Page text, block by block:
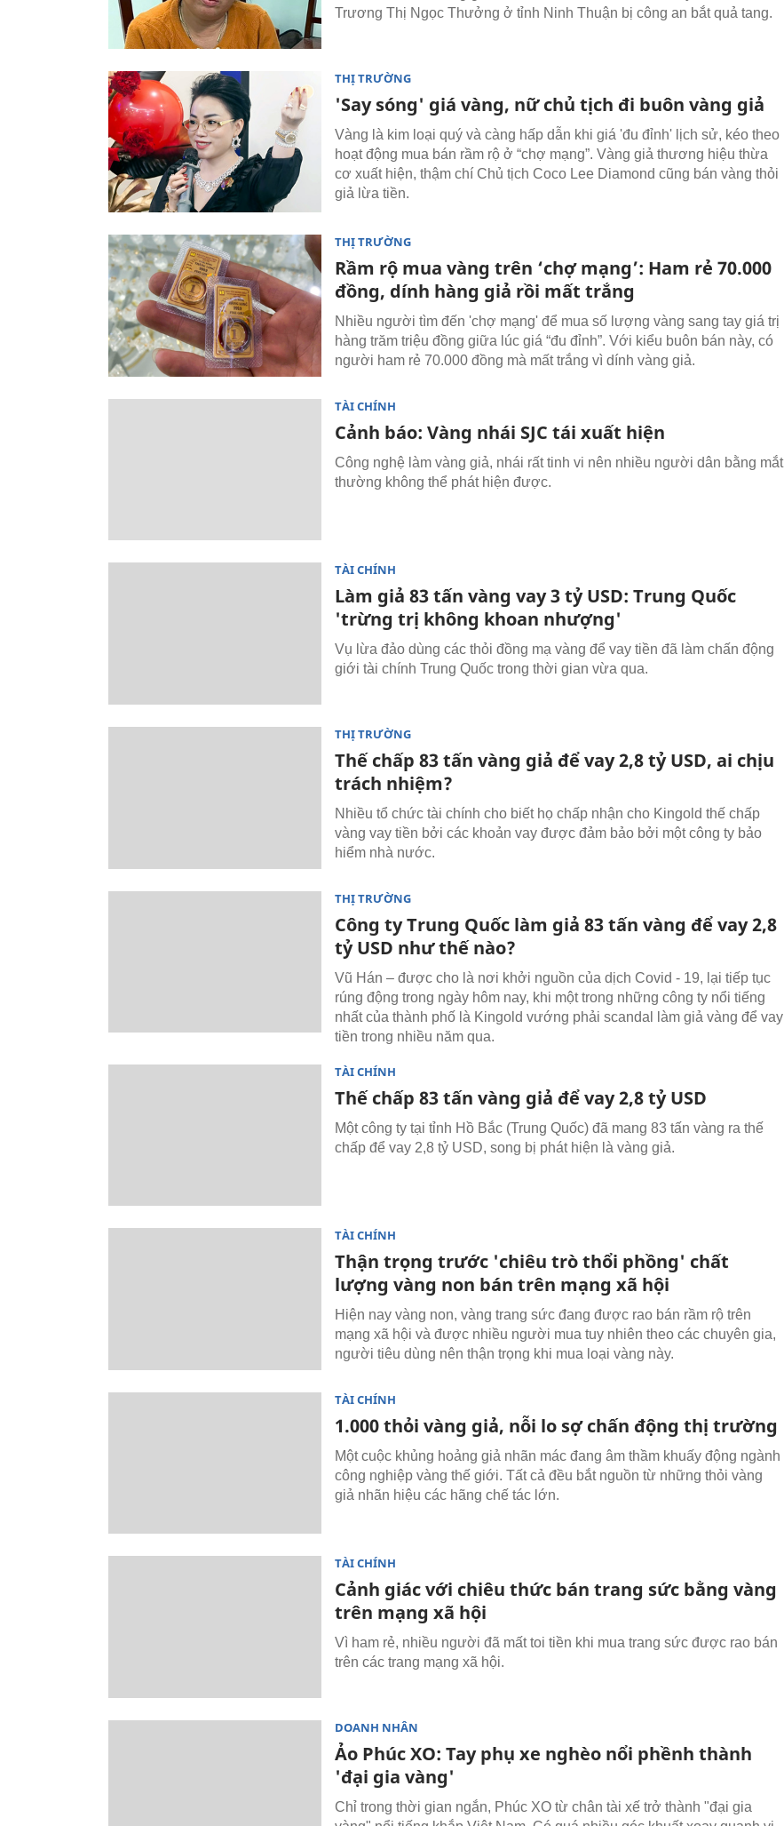
Trương Thị Ngọc Thưởng ở tỉnh Ninh Thuận bị công an bắt quả tang.
THỊ TRƯỜNG
'Say sóng' giá vàng, nữ chủ tịch đi buôn vàng giả
Vàng là kim loại quý và càng hấp dẫn khi giá 'đu đỉnh' lịch sử, kéo theo
hoạt động mua bán rầm rộ ở “chợ mạng”. Vàng giả thương hiệu thừa
cơ xuất hiện, thậm chí Chủ tịch Coco Lee Diamond cũng bán vàng thỏi
giả lừa tiền.
THỊ TRƯỜNG
Rầm rộ mua vàng trên ‘chợ mạng’: Ham rẻ 70.000
đồng, dính hàng giả rồi mất trắng
Nhiều người tìm đến 'chợ mạng' để mua số lượng vàng sang tay giá trị
hàng trăm triệu đồng giữa lúc giá “đu đỉnh”. Với kiểu buôn bán này, có
người ham rẻ 70.000 đồng mà mất trắng vì dính vàng giả.
TÀI CHÍNH
Cảnh báo: Vàng nhái SJC tái xuất hiện
Công nghệ làm vàng giả, nhái rất tinh vi nên nhiều người dân bằng mắt
thường không thể phát hiện được.
TÀI CHÍNH
Làm giả 83 tấn vàng vay 3 tỷ USD: Trung Quốc
'trừng trị không khoan nhượng'
Vụ lừa đảo dùng các thỏi đồng mạ vàng để vay tiền đã làm chấn động
giới tài chính Trung Quốc trong thời gian vừa qua.
THỊ TRƯỜNG
Thế chấp 83 tấn vàng giả để vay 2,8 tỷ USD, ai chịu
trách nhiệm?
Nhiều tổ chức tài chính cho biết họ chấp nhận cho Kingold thế chấp
vàng vay tiền bởi các khoản vay được đảm bảo bởi một công ty bảo
hiểm nhà nước.
THỊ TRƯỜNG
Công ty Trung Quốc làm giả 83 tấn vàng để vay 2,8
tỷ USD như thế nào?
Vũ Hán – được cho là nơi khởi nguồn của dịch Covid - 19, lại tiếp tục
rúng động trong ngày hôm nay, khi một trong những công ty nổi tiếng
nhất của thành phố là Kingold vướng phải scandal làm giả vàng để vay
tiền trong nhiều năm qua.
TÀI CHÍNH
Thế chấp 83 tấn vàng giả để vay 2,8 tỷ USD
Một công ty tại tỉnh Hồ Bắc (Trung Quốc) đã mang 83 tấn vàng ra thế
chấp để vay 2,8 tỷ USD, song bị phát hiện là vàng giả.
TÀI CHÍNH
Thận trọng trước 'chiêu trò thổi phồng' chất
lượng vàng non bán trên mạng xã hội
Hiện nay vàng non, vàng trang sức đang được rao bán rầm rộ trên
mạng xã hội và được nhiều người mua tuy nhiên theo các chuyên gia,
người tiêu dùng nên thận trọng khi mua loại vàng này.
TÀI CHÍNH
1.000 thỏi vàng giả, nỗi lo sợ chấn động thị trường
Một cuộc khủng hoảng giả nhãn mác đang âm thầm khuấy động ngành
công nghiệp vàng thế giới. Tất cả đều bắt nguồn từ những thỏi vàng
giả nhãn hiệu các hãng chế tác lớn.
TÀI CHÍNH
Cảnh giác với chiêu thức bán trang sức bằng vàng
trên mạng xã hội
Vì ham rẻ, nhiều người đã mất toi tiền khi mua trang sức được rao bán
trên các trang mạng xã hội.
DOANH NHÂN
Ảo Phúc XO: Tay phụ xe nghèo nổi phềnh thành
'đại gia vàng'
Chỉ trong thời gian ngắn, Phúc XO từ chân tài xế trở thành "đại gia